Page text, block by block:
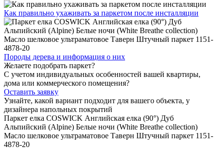
Как правильно ухаживать за паркетом после инсталляции
Породы дерева и информация о них
Желаете подобрать паркет?
С учетом индивидуальных особенностей вашей квартиры,
дома или коммерческого помещения?
Оставить заявку
Узнайте, какой вариант подходит для вашего объекта, у
дизайнера напольных покрытий
Паркет елка COSWICK Английская елка (90°) Дуб
Альпийский (Alpine) Белые ночи (White Breathe collection)
Масло шелковое ультраматовое Таверн Штучный паркет 1151-
4878-20